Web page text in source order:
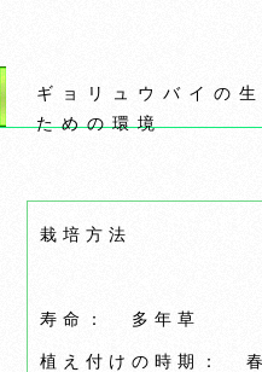
ギョリュウバイの
ための環境
栽培方法
寿命： 多年草
植え付けの時期：